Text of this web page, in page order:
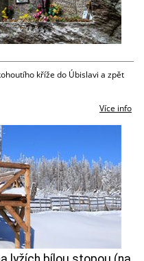
kříže do Úbislavi a zpět
Více info